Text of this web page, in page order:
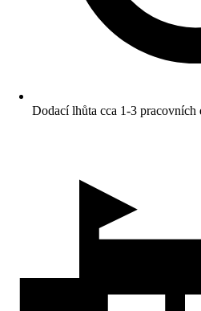
Dodací lhůta cca 1-3 pracovních